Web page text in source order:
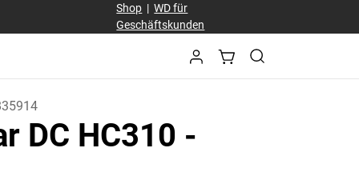
Shop |WD für
Geschäftskunden
DC HC310 -